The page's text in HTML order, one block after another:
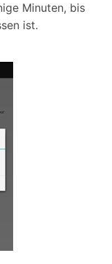
Minuten, bis
ist.